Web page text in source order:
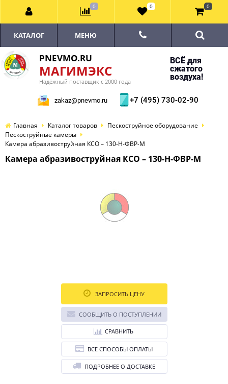
PNEVMO.RU
МАГИМЭКС
Надёжный поставщик с 2000 года
ВСЁ для
сжатого
воздуха!
zakaz@pnevmo.ru +7 (495) 730-02-90
КАТАЛОГ МЕНЮ
Главная Каталог товаров
Пескоструйное оборудование
Пескоструйные камеры
Камера абразивоструйная КСО – 130-Н-ФВР-М
Камера абразивоструйная КСО – 130-Н-ФВР-М
ЗАПРОСИТЬ ЦЕНУ
СООБЩИТЬ О ПОСТУПЛЕНИИ
СРАВНИТЬ
ВСЕ СПОСОБЫ ОПЛАТЫ
ПОДРОБНЕЕ О ДОСТАВКЕ
0 0 0